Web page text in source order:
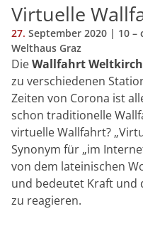
Virtuelle
27. September 2020 | 10 –
Welthaus Graz
DieWallfahrt
zu verschiedenen
Zeiten von Corona ist
schon traditionelle
virtuelle Wallfahrt?
Synonym für „im
von dem lateinischen
und bedeutet Kraft und
zu reagieren.